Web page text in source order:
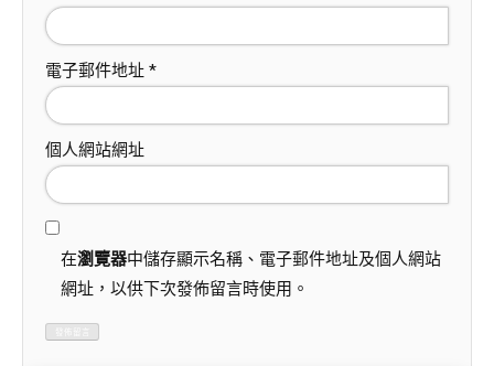
電子郵件地址 *
個人網站網址
在瀏覽器中儲存顯示名稱、電子郵件地址及個人網站
網址，以供下次發佈留言時使用。